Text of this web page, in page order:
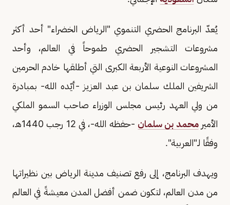
يُعدّ البرنامج الحضري التنموي "الرياض الخضراء" أحد أكثر
مشروعات التشجير الحضري طموحاً في العالم، وأحد
المشروعات النوعية الأربعة الكبرى التي أطلقها خادم الحرمين
الشريفين الملك سلمان بن عبد العزيز -أيّده الله- بمبادرة
من ولي العهد رئيس مجلس الوزراء صاحب السمو الملكي
الأميرمحمد بن سلمان
-حفظه الله-، في 12 رجب 1440هـ،
وفقًا لـ"العربية".
ويهدف البرنامج، إلى رفع تصنيف مدينة الرياض بين نظيراتها
من مدن العالم، لتكون ضمن أفضل المدن معيشةً في العالم